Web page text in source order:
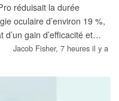
réduisait la durée
oculaire d’environ 19 %,
gain d’efficacité et
Jacob Fisher, 7 heures il y a